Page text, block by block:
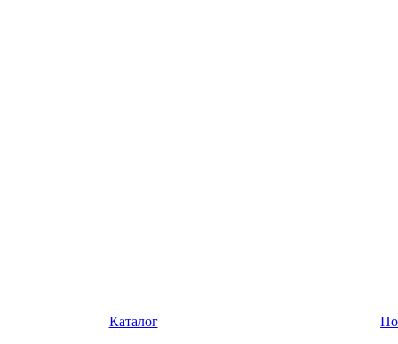
Каталог